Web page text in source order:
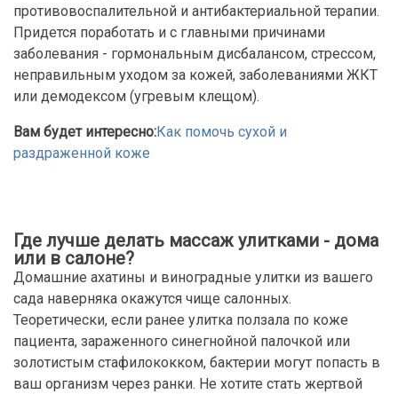
противовоспалительной и антибактериальной терапии.
Придется поработать и с главными причинами
заболевания - гормональным дисбалансом, стрессом,
неправильным уходом за кожей, заболеваниями ЖКТ
или демодексом (угревым клещом).
Вам будет интересно:Как помочь сухой и
раздраженной коже
Где лучше делать массаж улитками - дома
или в салоне?
Домашние ахатины и виноградные улитки из вашего
сада наверняка окажутся чище салонных.
Теоретически, если ранее улитка ползала по коже
пациента, зараженного синегнойной палочкой или
золотистым стафилококком, бактерии могут попасть в
ваш организм через ранки. Не хотите стать жертвой